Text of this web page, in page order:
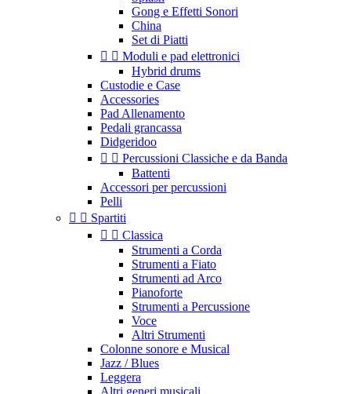
Gong e Effetti Sonori
China
Set di Piatti
  Moduli e pad elettronici
Hybrid drums
Custodie e Case
Accessories
Pad Allenamento
Pedali grancassa
Didgeridoo
  Percussioni Classiche e da Banda
Battenti
Accessori per percussioni
Pelli
  Spartiti
  Classica
Strumenti a Corda
Strumenti a Fiato
Strumenti ad Arco
Pianoforte
Strumenti a Percussione
Voce
Altri Strumenti
Colonne sonore e Musical
Jazz / Blues
Leggera
Altri generi musicali